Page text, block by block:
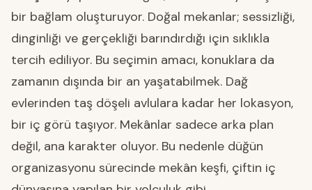
bir bağlam oluşturuyor. Doğal mekanlar; sessizliği,
dinginliği ve gerçekliği barındırdığı için sıklıkla
tercih ediliyor. Bu seçimin amacı, konuklara da
zamanın dışında bir an yaşatabilmek. Dağ
evlerinden taş döşeli avlulara kadar her lokasyon,
bir iç görü taşıyor. Mekânlar sadece arka plan
değil, ana karakter oluyor. Bu nedenle düğün
organizasyonu sürecinde mekân keşfi, çiftin iç